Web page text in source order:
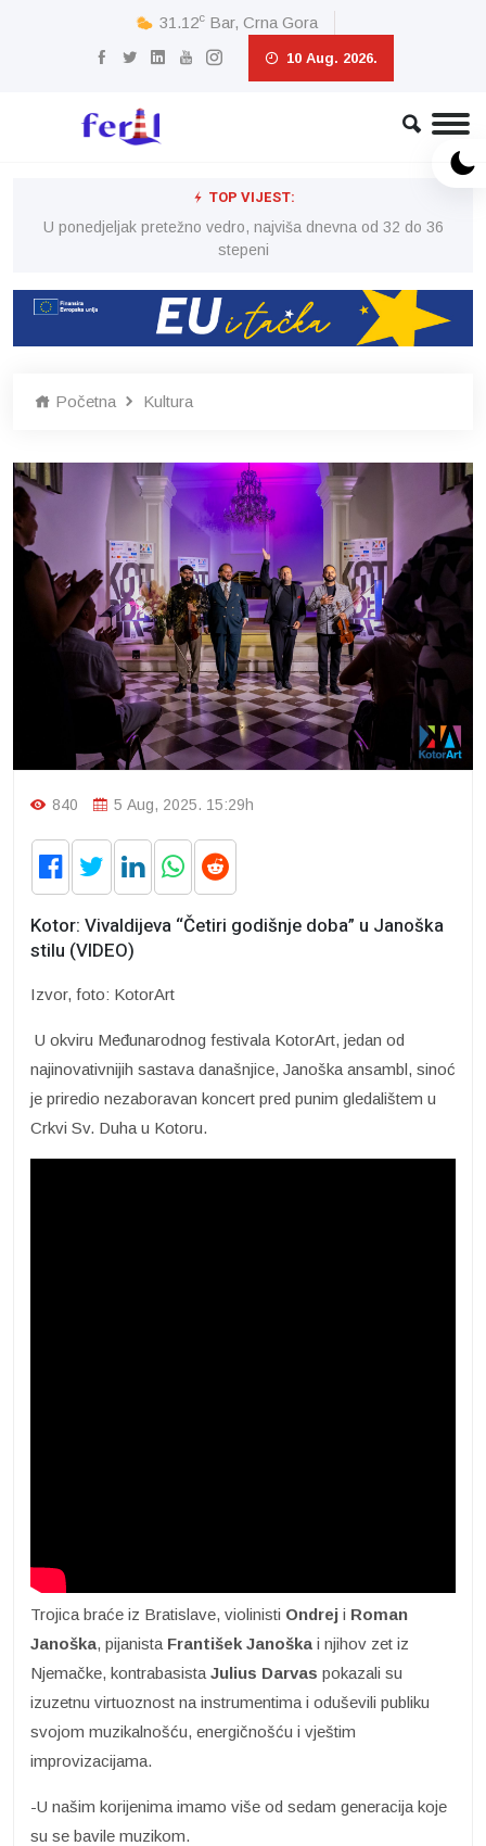
31.12c Bar, Crna Gora
10 Aug. 2026.
TOP VIJEST:
U ponedjeljak pretežno vedro, najviša dnevna od 32 do 36
stepeni
Početna Kultura
840 5 Aug, 2025. 15:29h
Kotor: Vivaldijeva “Četiri godišnje doba” u Janoška
stilu (VIDEO)
Izvor, foto: KotorArt
U okviru Međunarodnog festivala KotorArt, jedan od
najinovativnijih sastava današnjice, Janoška ansambl, sinoć
je priredio nezaboravan koncert pred punim gledalištem u
Crkvi Sv. Duha u Kotoru.
Trojica braće iz Bratislave, violinisti Ondrej i Roman
Janoška, pijanista František Janoška i njihov zet iz
Njemačke, kontrabasista Julius Darvas pokazali su
izuzetnu virtuoznost na instrumentima i oduševili publiku
svojom muzikalnošću, energičnošću i vještim
improvizacijama.
-U našim korijenima imamo više od sedam generacija koje
su se bavile muzikom.